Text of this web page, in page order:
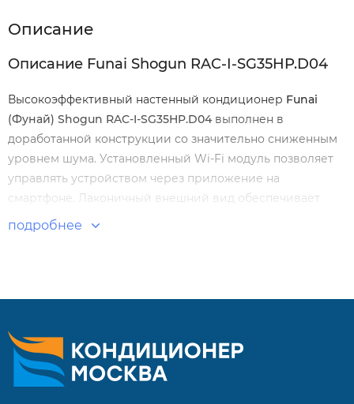
Описание
Описание Funai Shogun RAC-I-SG35HP.D04
Высокоэффективный настенный кондиционер Funai
(Фунай) Shogun RAC-I-SG35HP.D04 выполнен в
доработанной конструкции со значительно сниженным
уровнем шума. Установленный Wi-Fi модуль позволяет
управлять устройством через приложение на
смартфоне. Лаконичный внешний вид обеспечивает
удачную совместимость с интерьерами.
Ультрафиолетовая обработка для обеззараживания
воздуха
Автоматическое управление потоком воздуха в 4-х
подробнее